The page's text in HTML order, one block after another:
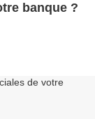
banque ?